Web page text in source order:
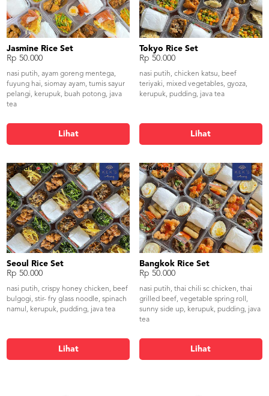
Jasmine Rice Set
Rp 50.000
nasi putih, ayam goreng mentega,
fuyung hai, siomay ayam, tumis sayur
pelangi, kerupuk, buah potong, java
tea
Lihat
Tokyo Rice Set
Rp 50.000
nasi putih, chicken katsu, beef
teriyaki, mixed vegetables, gyoza,
kerupuk, pudding, java tea
Lihat
Seoul Rice Set
Rp 50.000
nasi putih, crispy honey chicken, beef
bulgogi, stir- fry glass noodle, spinach
namul, kerupuk, pudding, java tea
Lihat
Bangkok Rice Set
Rp 50.000
nasi putih, thai chili sc chicken, thai
grilled beef, vegetable spring roll,
sunny side up, kerupuk, pudding, java
tea
Lihat